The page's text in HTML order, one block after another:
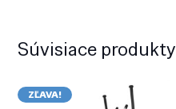
Súvisiace produkty
ZĽAVA!